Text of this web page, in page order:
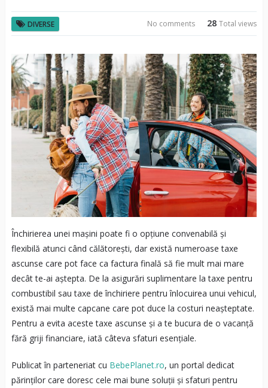
DIVERSE 28Total views
No comments
Închirierea unei mașini poate fi o opțiune convenabilă și
flexibilă atunci când călătorești, dar există numeroase taxe
ascunse care pot face ca factura finală să fie mult mai mare
decât te-ai aștepta. De la asigurări suplimentare la taxe pentru
combustibil sau taxe de închiriere pentru înlocuirea unui vehicul,
există mai multe capcane care pot duce la costuri neașteptate.
Pentru a evita aceste taxe ascunse și a te bucura de o vacanță
fără griji financiare, iată câteva sfaturi esențiale.
Publicat în parteneriat cu BebePlanet.ro, un portal dedicat
părinților care doresc cele mai bune soluții și sfaturi pentru